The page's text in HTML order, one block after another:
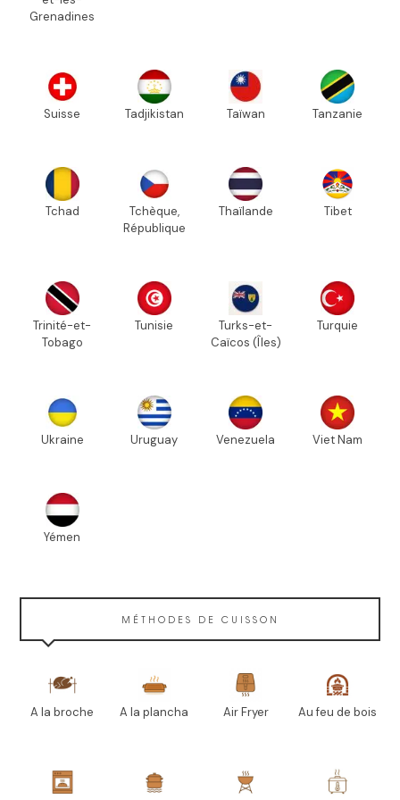
Grenadines
Suisse Tadjikistan Taïwan Tanzanie
Tchad
Tchèque,
République
Thaïlande Tibet
Trinité-et-
Tobago
Tunisie
Turks-et-
Caïcos (Îles)
Turquie
Ukraine Uruguay Venezuela Viet Nam
Yémen
MÉTHODES DE CUISSON
A la broche A la plancha Air Fryer Au feu de bois